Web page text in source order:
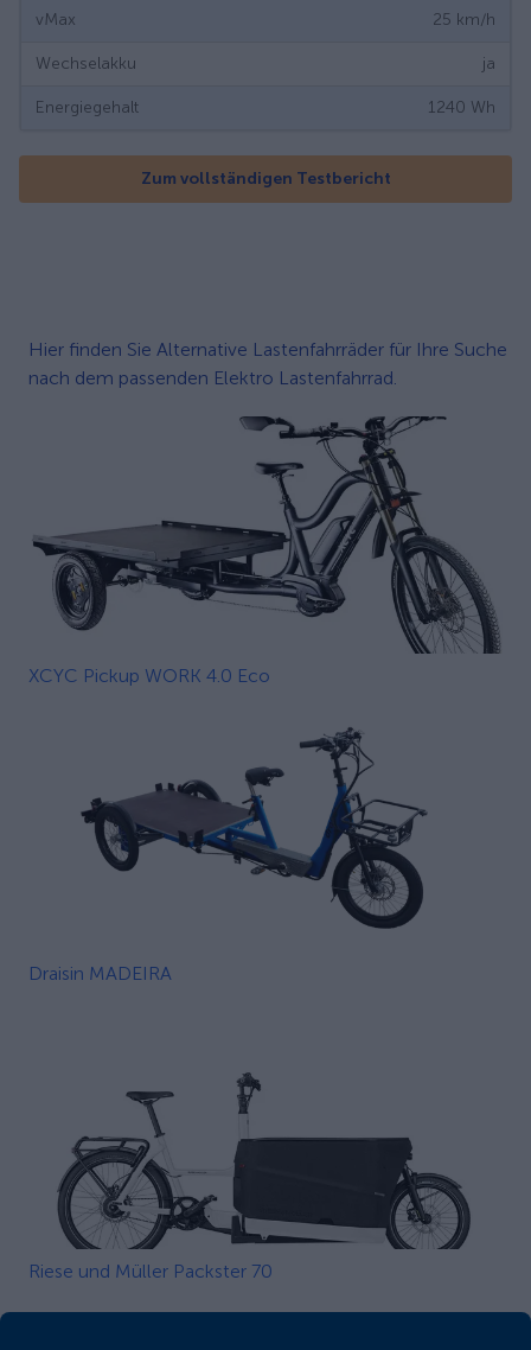
vMax 25 km/h
Wechselakku ja
Energiegehalt 1240 Wh
Zum vollständigen Testbericht
Hier finden Sie Alternative Lastenfahrräder für Ihre Suche
nach dem passenden Elektro Lastenfahrrad.
XCYC Pickup WORK 4.0 Eco
Draisin MADEIRA
Riese und Müller Packster 70